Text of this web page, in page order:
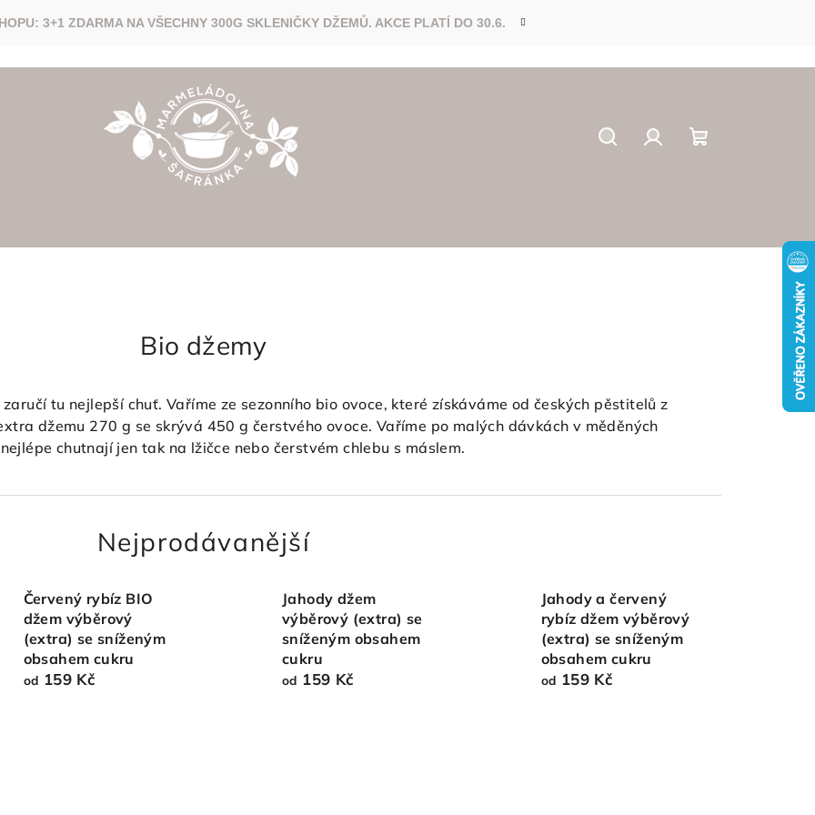
Bio džemy
tu nejlepší chuť. Vaříme ze sezonního bio ovoce, které získáváme od českých pěstitelů z
džemu 270 g se skrývá 450 g čerstvého ovoce. Vaříme po malých dávkách v měděných
chutnají jen tak na lžičce nebo čerstvém chlebu s máslem.
Nejprodávanější
Červený rybíz BIO
džem výběrový
(extra) se sníženým
obsahem cukru
od 159 Kč
Jahody džem
výběrový (extra) se
sníženým obsahem
cukru
od 159 Kč
Jahody a červený
rybíz džem výběrový
(extra) se sníženým
obsahem cukru
od 159 Kč